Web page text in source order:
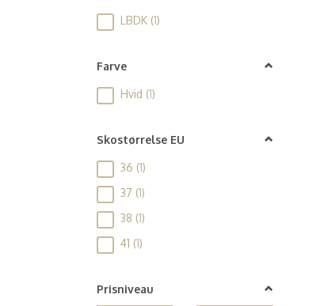
LBDK (1)
Farve
Hvid (1)
Skostørrelse EU
36 (1)
37 (1)
38 (1)
41 (1)
Prisniveau